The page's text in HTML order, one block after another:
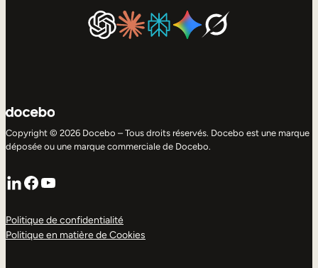
Copyright © 2026 Docebo – Tous droits réservés. Docebo est une marque
déposée ou une marque commerciale de Docebo.
LinkedIn
Facebook
YouTube
Politique de confidentialité
Politique en matière de Cookies